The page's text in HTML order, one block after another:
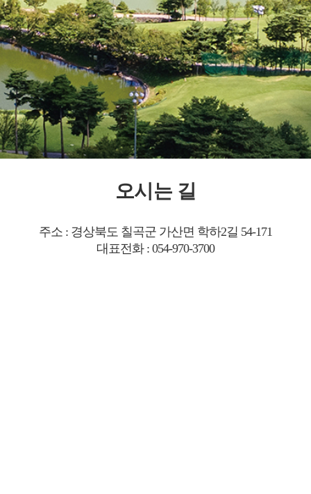
오시는 길
주소 : 경상북도 칠곡군 가산면 학하2길 54-171
대표전화 : 054-970-3700